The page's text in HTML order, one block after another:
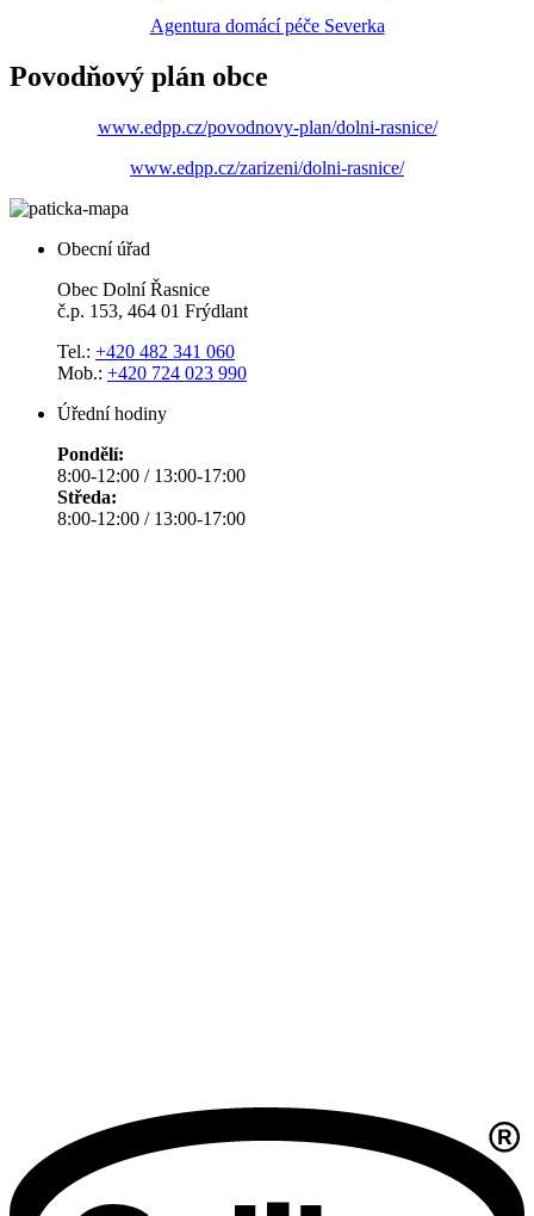
Agentura domácí péče Severka
Povodňový plán obce
www.edpp.cz/povodnovy-plan/dolni-rasnice/
www.edpp.cz/zarizeni/dolni-rasnice/
Obecní úřad
Obec Dolní Řasnice
č.p. 153, 464 01 Frýdlant
Tel.: +420 482 341 060
Mob.: +420 724 023 990
Úřední hodiny
Pondělí:
8:00-12:00 / 13:00-17:00
Středa:
8:00-12:00 / 13:00-17:00